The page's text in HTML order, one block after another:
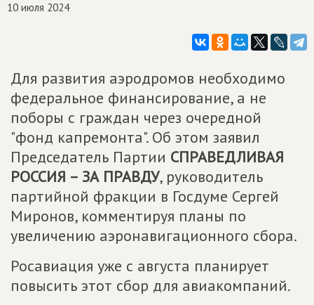
10 июля 2024
Для развития аэродромов необходимо
федеральное финансирование, а не
поборы с граждан через очередной
"фонд капремонта". Об этом заявил
Председатель Партии СПРАВЕДЛИВАЯ
РОССИЯ – ЗА ПРАВДУ, руководитель
партийной фракции в Госдуме Сергей
Миронов, комментируя планы по
увеличению аэронавигационного сбора.
Росавиация уже с августа планирует
повысить этот сбор для авиакомпаний.